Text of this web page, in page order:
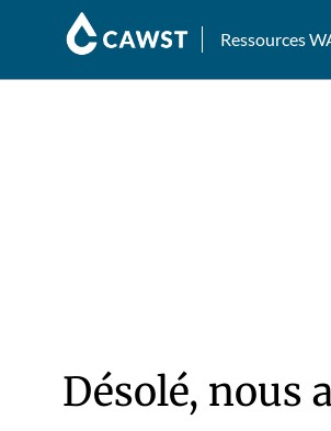
Ressources
Désolé, nous